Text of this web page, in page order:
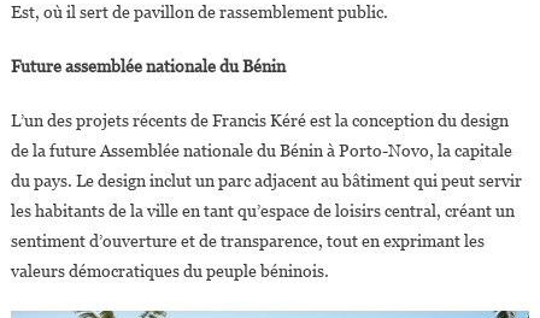
Est, où il sert de pavillon de rassemblement public.
Future assemblée nationale du Bénin
L’un des projets récents de Francis Kéré est la conception du design
de la future Assemblée nationale du Bénin à Porto-Novo, la capitale
du pays. Le design inclut un parc adjacent au bâtiment qui peut servir
les habitants de la ville en tant qu’espace de loisirs central, créant un
sentiment d’ouverture et de transparence, tout en exprimant les
valeurs démocratiques du peuple béninois.